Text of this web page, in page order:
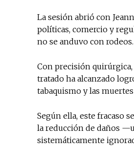
La sesión abrió con
políticas, comercio y
no se anduvo con rodeos.
Con precisión
tratado ha alcanzado
tabaquismo y las
Según ella, este fracaso
la reducción de daños
sistemáticamente